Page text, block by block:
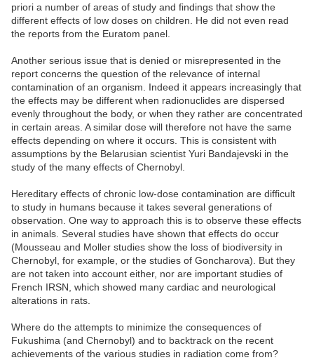
priori a number of areas of study and findings that show the
different effects of low doses on children. He did not even read
the reports from the Euratom panel.
Another serious issue that is denied or misrepresented in the
report concerns the question of the relevance of internal
contamination of an organism. Indeed it appears increasingly that
the effects may be different when radionuclides are dispersed
evenly throughout the body, or when they rather are concentrated
in certain areas. A similar dose will therefore not have the same
effects depending on where it occurs. This is consistent with
assumptions by the Belarusian scientist Yuri Bandajevski in the
study of the many effects of Chernobyl.
Hereditary effects of chronic low-dose contamination are difficult
to study in humans because it takes several generations of
observation. One way to approach this is to observe these effects
in animals. Several studies have shown that effects do occur
(Mousseau and Moller studies show the loss of biodiversity in
Chernobyl, for example, or the studies of Goncharova). But they
are not taken into account either, nor are important studies of
French IRSN, which showed many cardiac and neurological
alterations in rats.
Where do the attempts to minimize the consequences of
Fukushima (and Chernobyl) and to backtrack on the recent
achievements of the various studies in radiation come from?